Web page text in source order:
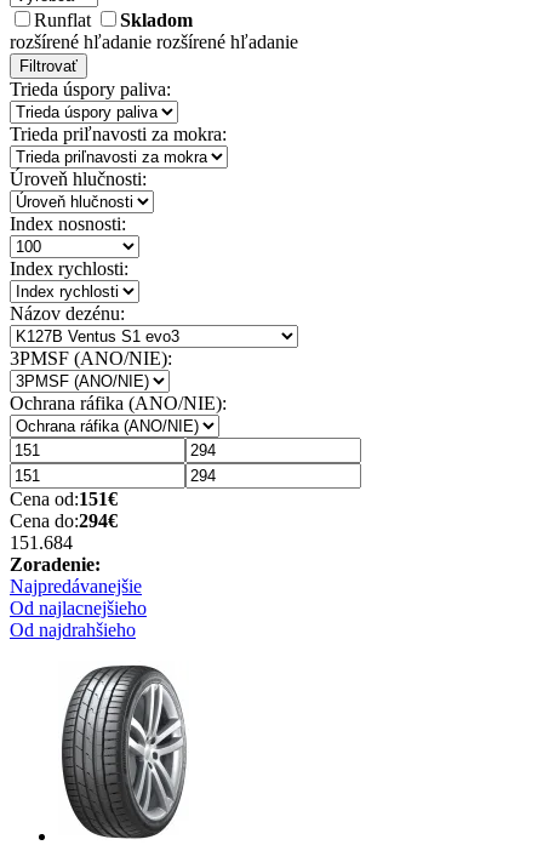
Runflat
Skladom
rozšírené hľadanie rozšírené hľadanie
Filtrovať
Trieda úspory paliva:
Trieda priľnavosti za mokra:
Úroveň hlučnosti:
Index nosnosti:
Index rychlosti:
Názov dezénu:
3PMSF (ANO/NIE):
Ochrana ráfika (ANO/NIE):
Cena od:151€
Cena do:294€
151.684
Zoradenie:
Najpredávanejšie
Od najlacnejšieho
Od najdrahšieho